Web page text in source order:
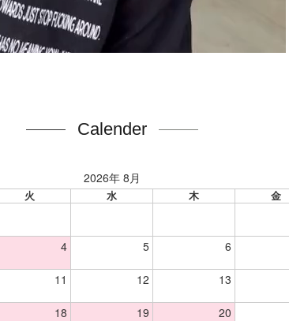
Calender
2026年 8月
火 水 木 金
4 5 6
11 12 13
18 19 20